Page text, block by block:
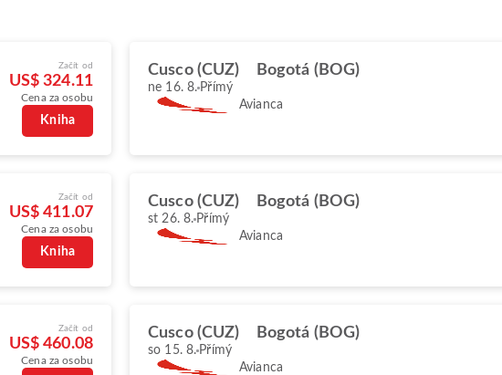
Začít od
US$ 324.11
Cena za osobu
Kniha
Cusco (CUZ) Bogotá (BOG)
ne 16. 8. Přímý
Avianca
Začít od
US$ 411.07
Cena za osobu
Kniha
Cusco (CUZ) Bogotá (BOG)
st 26. 8. Přímý
Avianca
Začít od
US$ 460.08
Cena za osobu
Cusco (CUZ) Bogotá (BOG)
so 15. 8. Přímý
Avianca